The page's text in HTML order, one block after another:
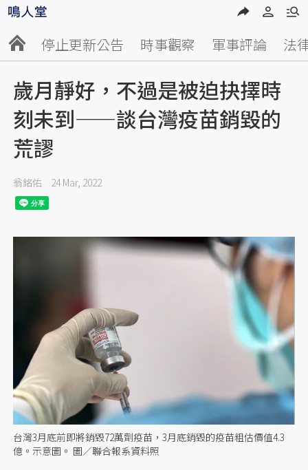
停止更新公告 時事觀察 軍事評論 法
歲月靜好，不過是被迫抉擇時
刻未到——談台灣疫苗銷毀的
荒謬
翁銘佑 24 Mar, 2022
台灣3月底前即將銷毀72萬劑疫苗，3月底銷毀的疫苗粗估價值4.3
億。示意圖。 圖／聯合報系資料照